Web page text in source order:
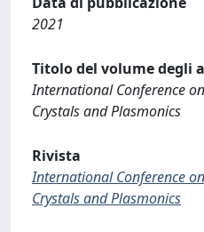
2021
Titolo del volume degli
International Conference
Crystals and Plasmonics
Rivista
International Conference
Crystals and Plasmonics